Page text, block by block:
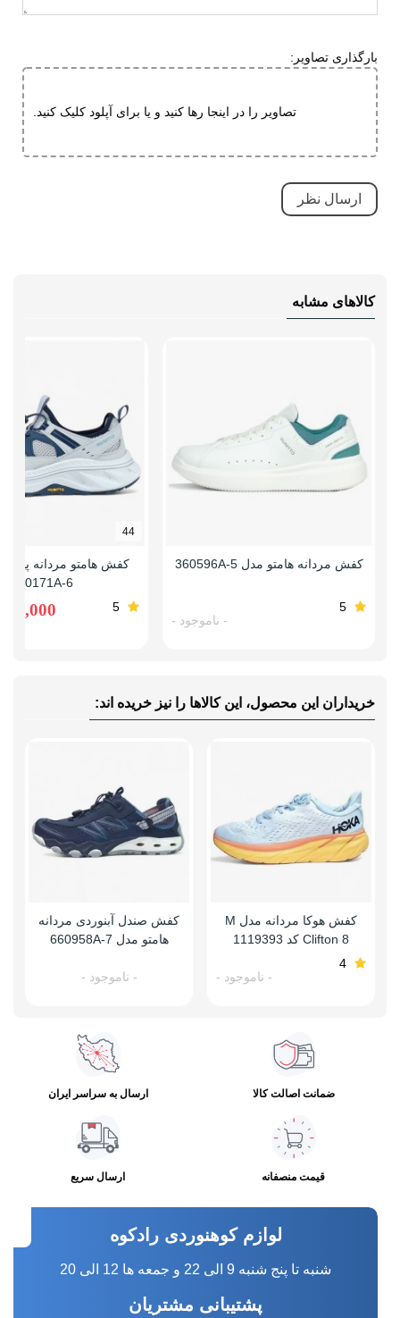
طبی
نوع ساق
بارگذاری تصاویر:
تصاویر را در اینجا رها کنید و یا برای آپلود کلیک کنید.
کالاهای مشابه
کفش مردانه هامتو مدل 360596A-5
5
- ناموجود -
44
کفش هامتو مردانه
160171A-6
5
خریداران این محصول، این کالاها را نیز خریده اند:
کفش هوکا مردانه مدل M
Clifton 8 کد 1119393
4
- ناموجود -
کفش صندل آبنوردی مردانه
هامتو مدل 660958A-7
- ناموجود -
ضمانت اصالت کالا ارسال به سراسر ایران
قیمت منصفانه ارسال سریع
لوازم کوهنوردی رادکوه
شنبه تا پنج شنبه 9 الی 22 و جمعه ها 12 الی 20
پشتیبانی مشتریان